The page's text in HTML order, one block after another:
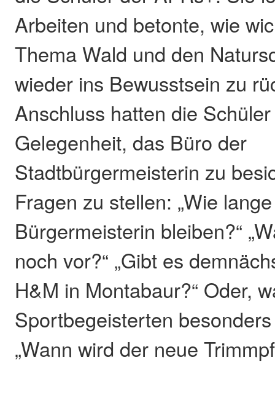
Arbeiten und betonte, wie
Thema Wald und den
wieder ins Bewusstsein zu
Anschluss hatten die
Gelegenheit, das Büro der
Stadtbürgermeisterin zu
Fragen zu stellen: „Wie
Bürgermeisterin bleiben?“
noch vor?“ „Gibt es
H&M in Montabaur?“ Oder,
Sportbegeisterten
„Wann wird der neue